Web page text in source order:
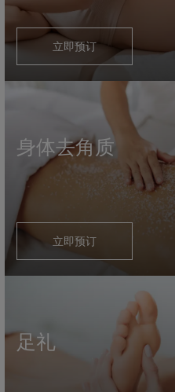
立即预订
身体去角质
立即预订
足礼